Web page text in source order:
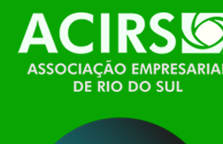
O Polo ACATE-ACIRS, por
de Tecnologia da
Itajaí, realizou, no dia 21 de
Conexão Tech NIAVI,
tecnologia da região para
apresentação de novas
encontro aconteceu em Rio…